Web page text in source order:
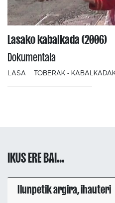
Lasako kabalkada (2006)
Dokumentala
LASA TOBERAK -
IKUS ERE BAI...
Ilunpetik argira, ihauteri